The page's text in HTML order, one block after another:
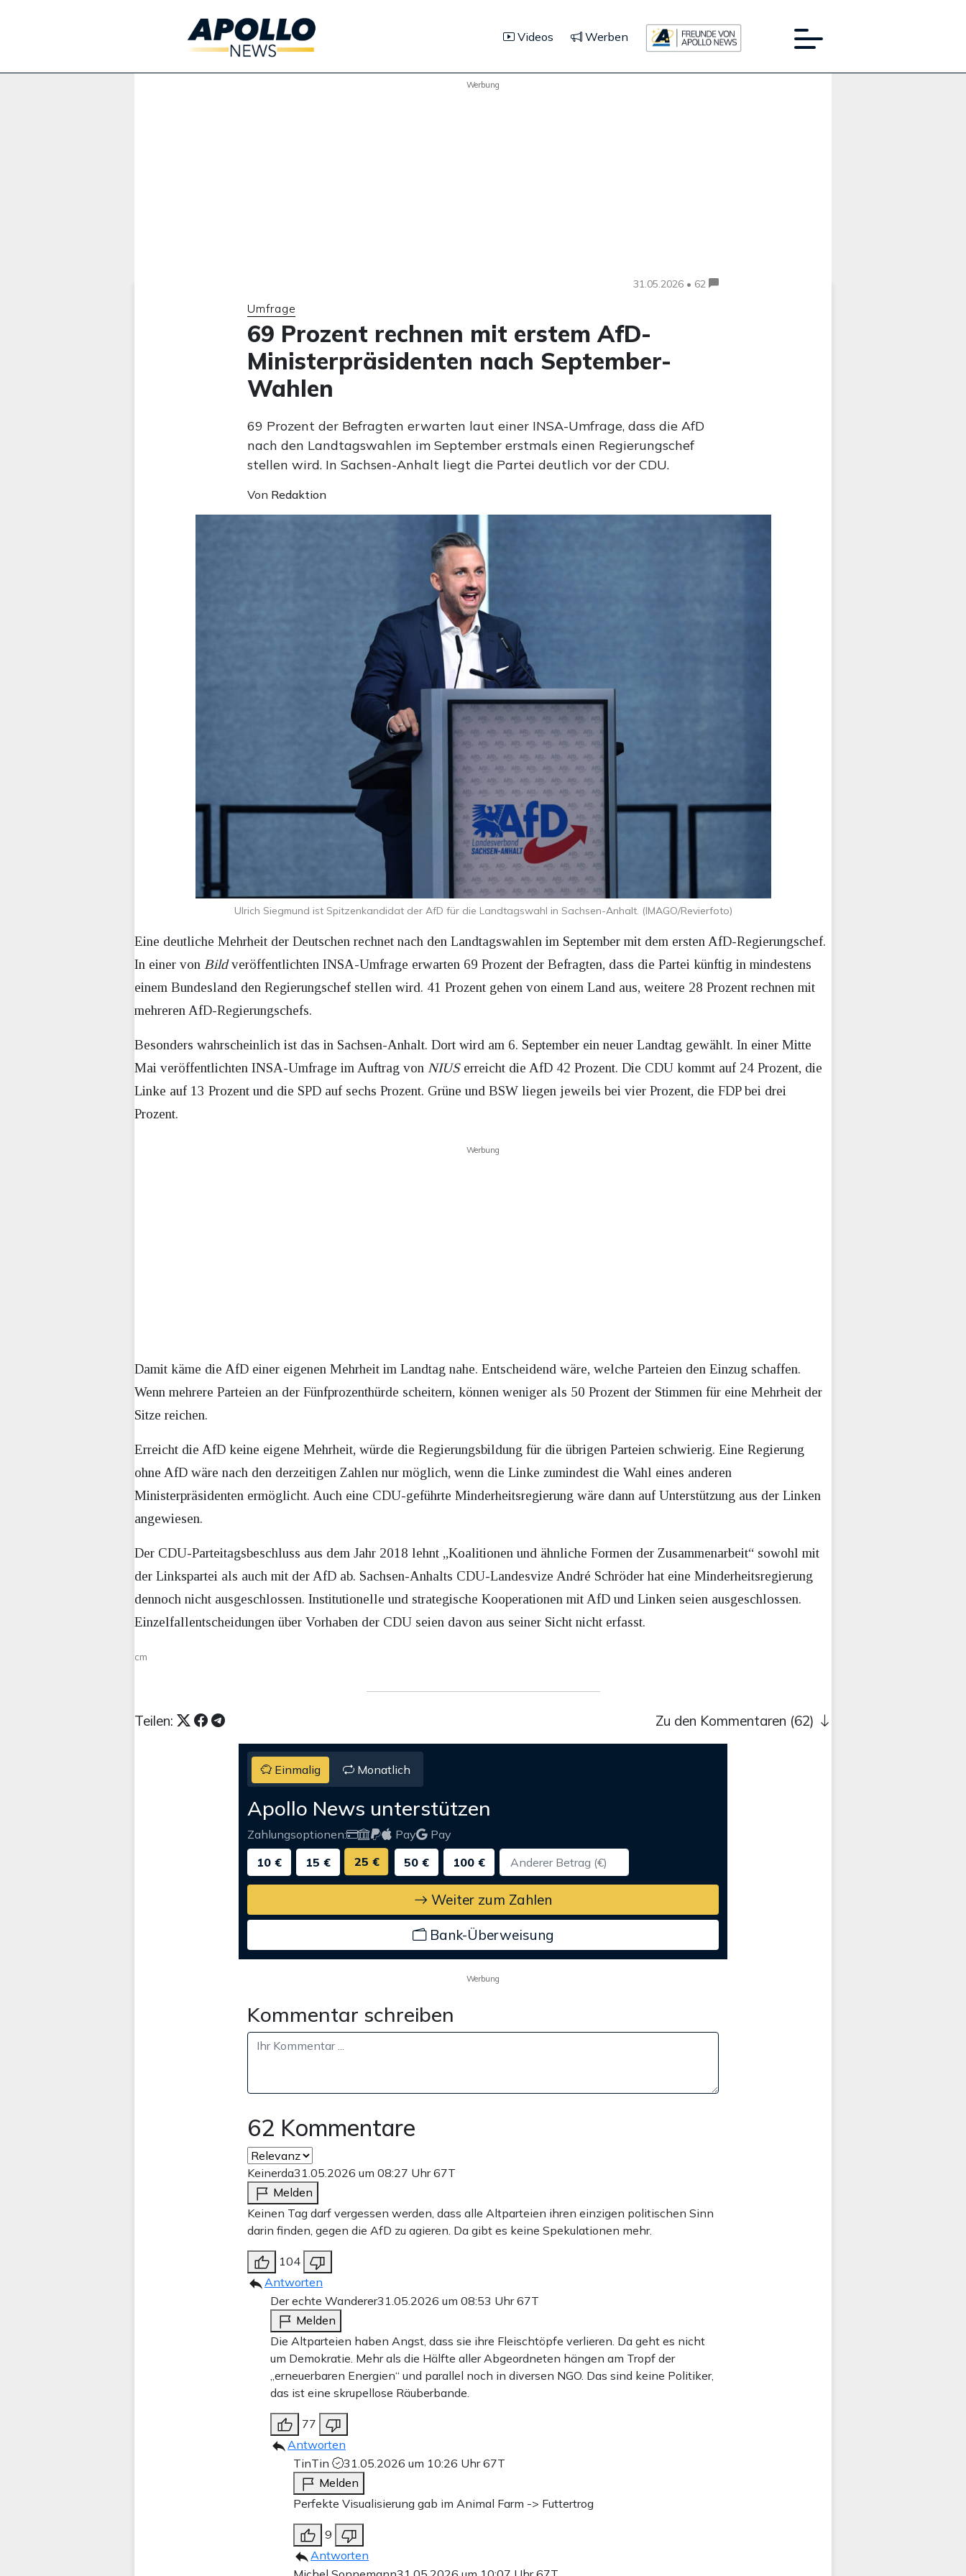
Videos Werben
Werbung
31.05.2026 • 62
Umfrage
69 Prozent rechnen mit erstem AfD-
Ministerpräsidenten nach September-
Wahlen
69 Prozent der Befragten erwarten laut einer INSA-Umfrage, dass die AfD
nach den Landtagswahlen im September erstmals einen Regierungschef
stellen wird. In Sachsen-Anhalt liegt die Partei deutlich vor der CDU.
Von Redaktion
Ulrich Siegmund ist Spitzenkandidat der AfD für die Landtagswahl in Sachsen-Anhalt. (IMAGO/Revierfoto)
Eine deutliche Mehrheit der Deutschen rechnet nach den Landtagswahlen im September mit dem ersten AfD-Regierungschef.
In einer von Bildveröffentlichten INSA-Umfrage erwarten 69 Prozent der Befragten, dass die Partei künftig in mindestens
einem Bundesland den Regierungschef stellen wird. 41 Prozent gehen von einem Land aus, weitere 28 Prozent rechnen mit
mehreren AfD-Regierungschefs.
Besonders wahrscheinlich ist das in Sachsen-Anhalt. Dort wird am 6. September ein neuer Landtag gewählt. In einer Mitte
Mai veröffentlichten INSA-Umfrage im Auftrag von NIUSerreicht die AfD 42 Prozent. Die CDU kommt auf 24 Prozent, die
Linke auf 13 Prozent und die SPD auf sechs Prozent. Grüne und BSW liegen jeweils bei vier Prozent, die FDP bei drei
Prozent.
Werbung
Damit käme die AfD einer eigenen Mehrheit im Landtag nahe. Entscheidend wäre, welche Parteien den Einzug schaffen.
Wenn mehrere Parteien an der Fünfprozenthürde scheitern, können weniger als 50 Prozent der Stimmen für eine Mehrheit der
Sitze reichen.
Erreicht die AfD keine eigene Mehrheit, würde die Regierungsbildung für die übrigen Parteien schwierig. Eine Regierung
ohne AfD wäre nach den derzeitigen Zahlen nur möglich, wenn die Linke zumindest die Wahl eines anderen
Ministerpräsidenten ermöglicht. Auch eine CDU-geführte Minderheitsregierung wäre dann auf Unterstützung aus der Linken
angewiesen.
Der CDU-Parteitagsbeschluss aus dem Jahr 2018 lehnt „Koalitionen und ähnliche Formen der Zusammenarbeit“ sowohl mit
der Linkspartei als auch mit der AfD ab. Sachsen-Anhalts CDU-Landesvize André Schröder hat eine Minderheitsregierung
dennoch nicht ausgeschlossen. Institutionelle und strategische Kooperationen mit AfD und Linken seien ausgeschlossen.
Einzelfallentscheidungen über Vorhaben der CDU seien davon aus seiner Sicht nicht erfasst.
cm
Teilen: Zu den Kommentaren (62)
Einmalig Monatlich
Apollo News unterstützen
Zahlungsoptionen: Pay
Pay
10 €
15 € 25 € 50 € 100 €
Weiter zum Zahlen
Bank-Überweisung
Werbung
Kommentar schreiben
62 Kommentare
Keinerda31.05.2026 um 08:27 Uhr67T
Melden
Keinen Tag darf vergessen werden, dass alle Altparteien ihren einzigen politischen Sinn
darin finden, gegen die AfD zu agieren. Da gibt es keine Spekulationen mehr.
104
Antworten
Der echte Wanderer31.05.2026 um 08:53 Uhr67T
Melden
Die Altparteien haben Angst, dass sie ihre Fleischtöpfe verlieren. Da geht es nicht
um Demokratie. Mehr als die Hälfte aller Abgeordneten hängen am Tropf der
„erneuerbaren Energien“ und parallel noch in diversen NGO. Das sind keine Politiker,
das ist eine skrupellose Räuberbande.
77
Antworten
TinTin
31.05.2026 um 10:26 Uhr67T
Melden
Perfekte Visualisierung gab im Animal Farm -> Futtertrog
9
Antworten